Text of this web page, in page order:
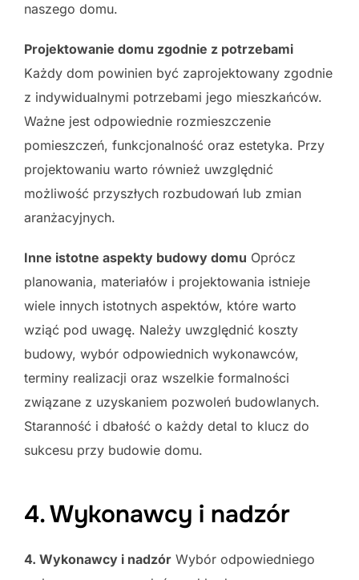
naszego domu.
Projektowanie domu zgodnie z potrzebami
Każdy dom powinien być zaprojektowany zgodnie
z indywidualnymi potrzebami jego mieszkańców.
Ważne jest odpowiednie rozmieszczenie
pomieszczeń, funkcjonalność oraz estetyka. Przy
projektowaniu warto również uwzględnić
możliwość przyszłych rozbudowań lub zmian
aranżacyjnych.
Inne istotne aspekty budowy domu Oprócz
planowania, materiałów i projektowania istnieje
wiele innych istotnych aspektów, które warto
wziąć pod uwagę. Należy uwzględnić koszty
budowy, wybór odpowiednich wykonawców,
terminy realizacji oraz wszelkie formalności
związane z uzyskaniem pozwoleń budowlanych.
Staranność i dbałość o każdy detal to klucz do
sukcesu przy budowie domu.
4. Wykonawcy i nadzór
4. Wykonawcy i nadzór Wybór odpowiedniego